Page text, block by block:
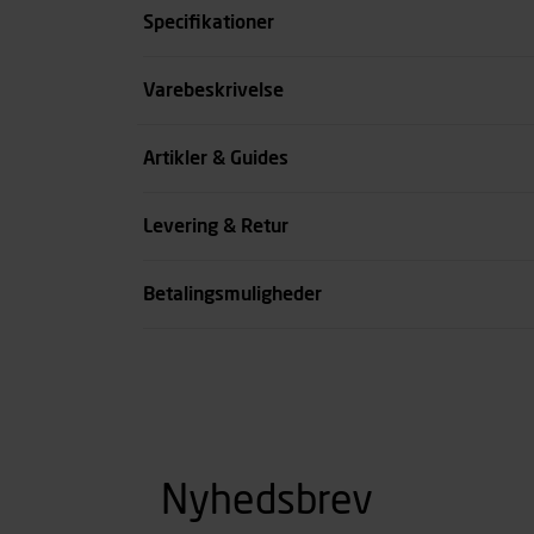
Specifikationer
Størrelse
Varebeskrivelse
Artikler & Guides
Levering & Retur
Betalingsmuligheder
Nyhedsbrev